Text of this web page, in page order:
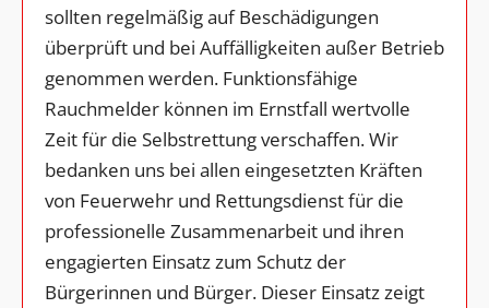
sollten regelmäßig auf Beschädigungen
überprüft und bei Auffälligkeiten außer Betrieb
genommen werden. Funktionsfähige
Rauchmelder können im Ernstfall wertvolle
Zeit für die Selbstrettung verschaffen. Wir
bedanken uns bei allen eingesetzten Kräften
von Feuerwehr und Rettungsdienst für die
professionelle Zusammenarbeit und ihren
engagierten Einsatz zum Schutz der
Bürgerinnen und Bürger. Dieser Einsatz zeigt